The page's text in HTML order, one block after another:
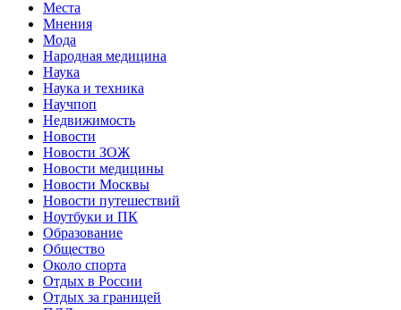
Места
Мнения
Мода
Народная медицина
Наука
Наука и техника
Научпоп
Недвижимость
Новости
Новости ЗОЖ
Новости медицины
Новости Москвы
Новости путешествий
Ноутбуки и ПК
Образование
Общество
Около спорта
Отдых в России
Отдых за границей